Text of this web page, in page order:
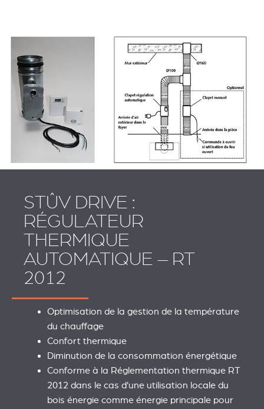
STÛV DRIVE :
RÉGULATEUR
THERMIQUE
AUTOMATIQUE – RT
2012
Optimisation de la gestion de la température
du chauffage
Confort thermique
Diminution de la consommation énergétique
Conforme à la Réglementation thermique RT
2012 dans le cas d’une utilisation locale du
bois énergie comme énergie principale pour